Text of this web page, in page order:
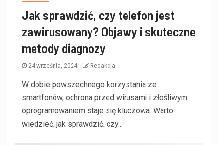
Jak sprawdzić, czy telefon jest
zawirusowany? Objawy i skuteczne
metody diagnozy
24 września, 2024 Redakcja
W dobie powszechnego korzystania ze
smartfonów, ochrona przed wirusami i złośliwym
oprogramowaniem staje się kluczowa. Warto
wiedzieć, jak sprawdzić, czy...